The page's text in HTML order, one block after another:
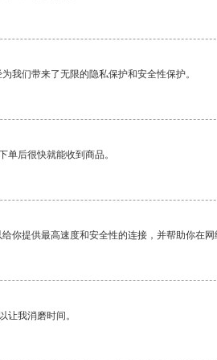
我们带来了无限的隐私保护和安全性保护。
单后很快就能收到商品。
你提供最高速度和安全性的连接，并帮助你在网
让我消磨时间。